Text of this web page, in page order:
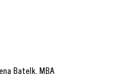
Batelk, MBA